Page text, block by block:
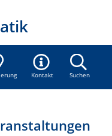
Kontakt Suchen